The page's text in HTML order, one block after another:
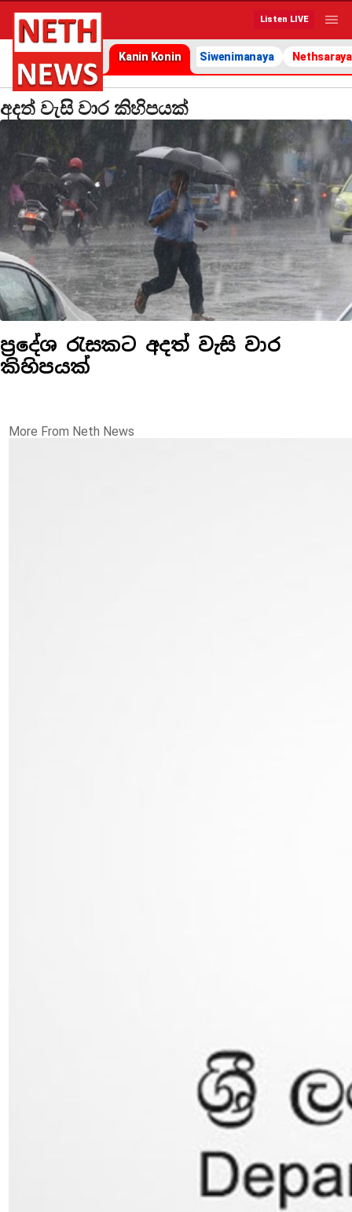
Listen LIVE
Kanin Konin Siwenimanaya Nethsaraya
අදත් වැසි වාර කිහිපයක්
ප්‍රදේශ රැසකට අදත් වැසි වාර
කිහිපයක්
More From Neth News